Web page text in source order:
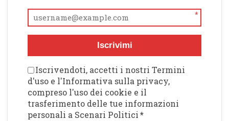
*
Iscrivimi
Iscrivendoti, accetti i nostri Termini
d'uso e l'Informativa sulla privacy,
compreso l'uso dei cookie e il
trasferimento delle tue informazioni
personali a Scenari Politici*